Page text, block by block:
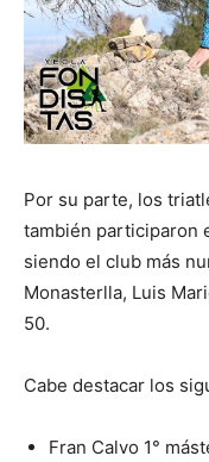
Por su parte, los
también participaron
siendo el club más
Monasterlla, Luis
50.
Cabe destacar los
Fran Calvo 1°